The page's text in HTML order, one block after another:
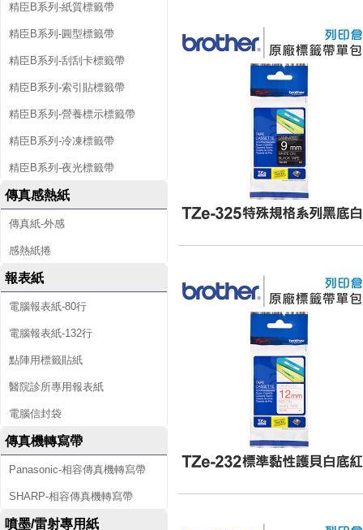
精臣B系列-紙質標籤帶
精臣B系列-圓型標籤帶
精臣B系列-刮刮卡標籤帶
精臣B系列-索引貼標籤帶
精臣B系列-營養標示標籤帶
精臣B系列-冷凍標籤帶
精臣B系列-夜光標籤帶
傳真感熱紙
傳真紙-外感
感熱紙捲
報表紙
電腦報表紙-80行
電腦報表紙-132行
點陣用標籤貼紙
醫院診所專用報表紙
電腦信封袋
傳真機轉寫帶
Panasonic-相容傳真機轉寫帶
SHARP-相容傳真機轉寫帶
噴墨/雷射專用紙